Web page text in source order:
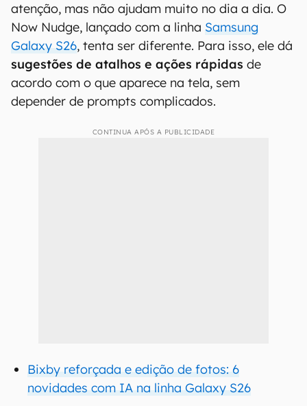
atenção, mas não ajudam muito no dia a dia. O
Now Nudge, lançado com a linha Samsung
Galaxy S26, tenta ser diferente. Para isso, ele dá
sugestões de atalhos e ações rápidas de
acordo com o que aparece na tela, sem
depender de prompts complicados.
CONTINUA APÓS A PUBLICIDADE
Bixby reforçada e edição de fotos: 6
novidades com IA na linha Galaxy S26